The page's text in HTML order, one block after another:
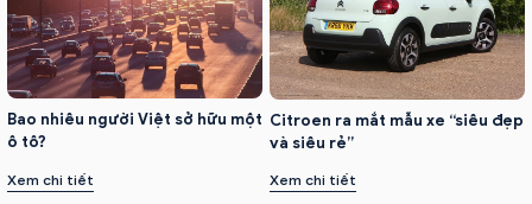
Bao nhiêu người Việt sở hữu một
ô tô?
Xem chi tiết
Citroen ra mắt mẫu xe “siêu đẹp
và siêu rẻ”
Xem chi tiết